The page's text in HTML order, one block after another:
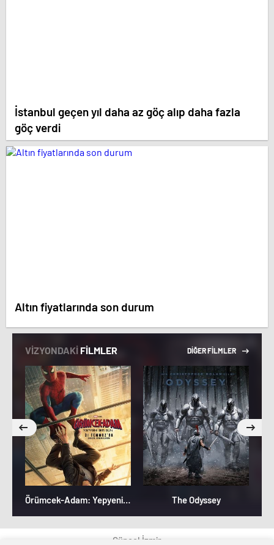
İstanbul geçen yıl daha az göç alıp daha fazla
göç verdi
Altın fiyatlarında son durum
VİZYONDAKİ FİLMLER DİĞER FİLMLER
Örümcek-Adam: Yepyeni Bir Gün The Odyssey
Güncel İzmir